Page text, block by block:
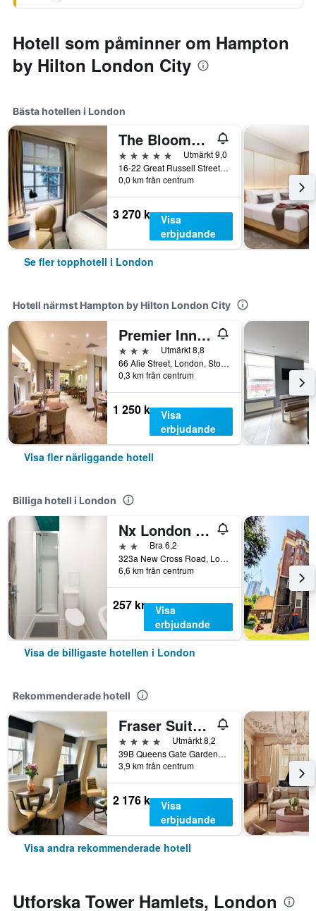
Hotell som påminner om Hampton
by Hilton London City
Bästa hotellen i London
The Bloomsbury
5 stjärnor
Utmärkt 9,0
16-22 Great Russell Street, London, Storbritannien
0,0 km från centrum
3 270 kr Visa
erbjudande
Se fler topphotell i London
Hotell närmst Hampton by Hilton London City
Premier Inn London City - Aldgate
3 stjärnorUtmärkt 8,8
66 Alie Street, London, Storbritannien
0,3 km från centrum
1 250 kr Visa
erbjudande
Visa fler närliggande hotell
Billiga hotell i London
Nx London Hostel
2 stjärnorBra 6,2
323a New Cross Road, London, Storbritannien
6,6 km från centrum
257 kr
Visa
erbjudande
Visa de billigaste hotellen i London
Rekommenderade hotell
Fraser Suites Queens Gate
4 stjärnor
Utmärkt 8,2
39B Queens Gate Gardens, London, Storbritannien
3,9 km från centrum
2 176 kr Visa
erbjudande
Visa andra rekommenderade hotell
Utforska Tower Hamlets, London